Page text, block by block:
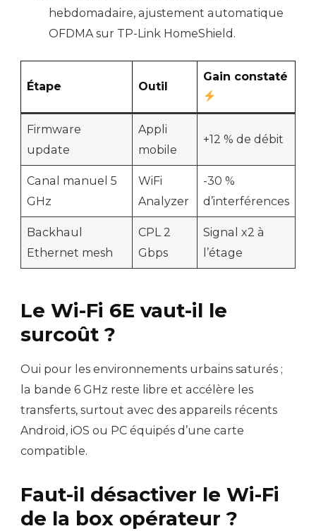
hebdomadaire, ajustement automatique
OFDMA sur TP-Link HomeShield.
Étape Outil
Gain constaté
Firmware
update
Appli
mobile
+12 % de débit
Canal manuel 5
GHz
WiFi
Analyzer
-30 %
d’interférences
Backhaul
Ethernet mesh
CPL 2
Gbps
Signal x2 à
l’étage
Le Wi-Fi 6E vaut-il le
surcoût ?
Oui pour les environnements urbains saturés ;
la bande 6 GHz reste libre et accélère les
transferts, surtout avec des appareils récents
Android, iOS ou PC équipés d’une carte
compatible.
Faut-il désactiver le Wi-Fi
de la box opérateur ?